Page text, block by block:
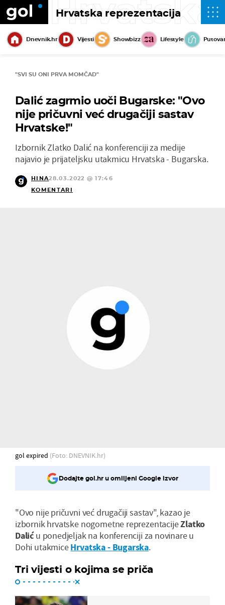
Hrvatska reprezentacija
Dnevnik.hr Vijesti Showbizz Lifestyle
"SVI SU ONI PRVA MOMČAD"
Dalić zagrmio uoči Bugarske: "Ovo
nije pričuvni već drugačiji sastav
Hrvatske!"
Izbornik Zlatko Dalić na konferenciji za medije
najavio je prijateljsku utakmicu Hrvatska - Bugarska.
HINA28.03.2022 @ 17:46
KOMENTARI
gol expired (Foto: DNEVNIK.hr)
Dodajte gol.hr u omiljeni Google izvor
"Ovo nije pričuvni već drugačiji sastav", kazao je
izbornik hrvatske nogometne reprezentacijeZlatko
Daliću ponedjeljak na konferenciji za novinare u
Dohi utakmiceHrvatska - Bugarska.
Tri vijesti o kojima se priča